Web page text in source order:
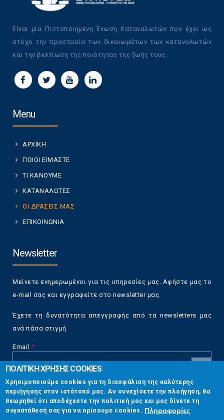
Είναι μία Πιστοποιημένη Ένωση Καταναλωτών που έχει ως
στόχο την προστασία των δικαιωμάτων των καταναλωτών
και την βελτίωση της ποιότητας της ζωής τους.
Menu
ΑΡΧΙΚΗ
ΠΟΙΟΙ ΕΙΜΑΣΤΕ
ΤΙ ΚΑΝΟΥΜΕ
ΚΑΤΑΝΑΛΩΤΕΣ
ΟΙ ΔΡΑΣΕΙΣ ΜΑΣ
ΕΠΙΚΟΙΝΩΝΙΑ
Newsletter
Μείνετε ενημερωμένοι για τις υπηρεσίες μας. Αφήστε μας το
e-mail σας και εγγραφείτε στο newsletter μας.
Έχετε τη δυνατότητα απεγγραφής από τα newsletters μας
ανά πάσα στιγμή
Email *
CAPTCHA
This
question is
for testing
whether or
Επικοινωνία
ΠΟΛΙΤΙΚΗ ΧΡΗΣΗΣ COOKIES
Χρησιμοποιούμε cookies για τη διασφάλιση της καλύτερης
περιήγησης στον ιστότοπό μας. Αν συνεχίσετε την πλοήγηση, θα
θεωρηθεί ότι αποδέχεστε την πολιτική μας και μας δίνετε τη
συγκατάθεσή σας για να ορίσουμε cookies. Πληροφορίες